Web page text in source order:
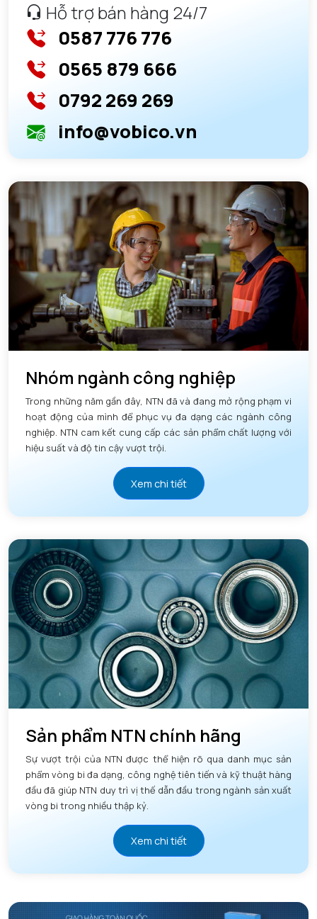
Hỗ trợ bán hàng 24/7
0587 776 776
0565 879 666
0792 269 269
info@vobico.vn
Nhóm ngành công nghiệp
Trong những năm gần đây, NTN đã và đang mở rộng phạm vi
hoạt động của mình để phục vụ đa dạng các ngành công
nghiệp. NTN cam kết cung cấp các sản phẩm chất lượng với
hiệu suất và độ tin cậy vượt trội.
Xem chi tiết
Sản phẩm NTN chính hãng
Sự vượt trội của NTN được thể hiện rõ qua danh mục sản
phẩm vòng bi đa dạng, công nghệ tiên tiến và kỹ thuật hàng
đầu đã giúp NTN duy trì vị thế dẫn đầu trong ngành sản xuất
vòng bi trong nhiều thập kỷ.
Xem chi tiết